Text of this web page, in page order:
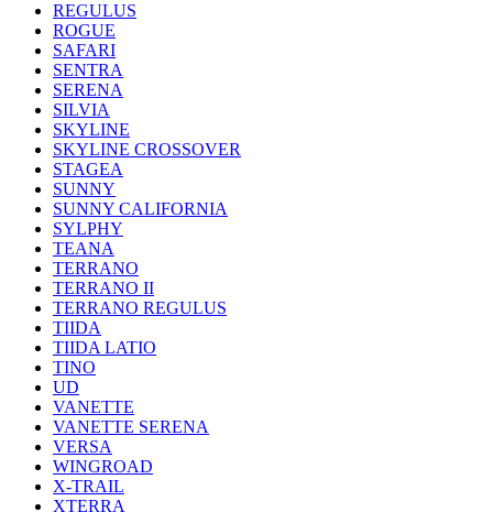
REGULUS
ROGUE
SAFARI
SENTRA
SERENA
SILVIA
SKYLINE
SKYLINE CROSSOVER
STAGEA
SUNNY
SUNNY CALIFORNIA
SYLPHY
TEANA
TERRANO
TERRANO II
TERRANO REGULUS
TIIDA
TIIDA LATIO
TINO
UD
VANETTE
VANETTE SERENA
VERSA
WINGROAD
X-TRAIL
XTERRA